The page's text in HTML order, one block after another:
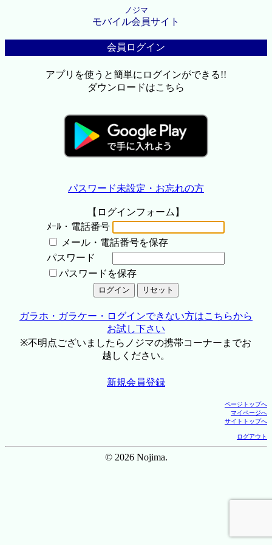
ノジマ
モバイル会員サイト
会員ログイン
アプリを使うと簡単にログインができる!!
ダウンロードはこちら
パスワード未設定・お忘れの方
【ログインフォーム】
ﾒｰﾙ・電話番号
メール・電話番号を保存
パスワード
パスワードを保存
ガラホ・ガラケー・ログインできない方はこちらから
お試し下さい
※不明点ございましたらノジマの携帯コーナーまでお
越しください。
新規会員登録
ページトップへ
マイページへ
サイトトップへ
ログアウト
© 2026 Nojima.